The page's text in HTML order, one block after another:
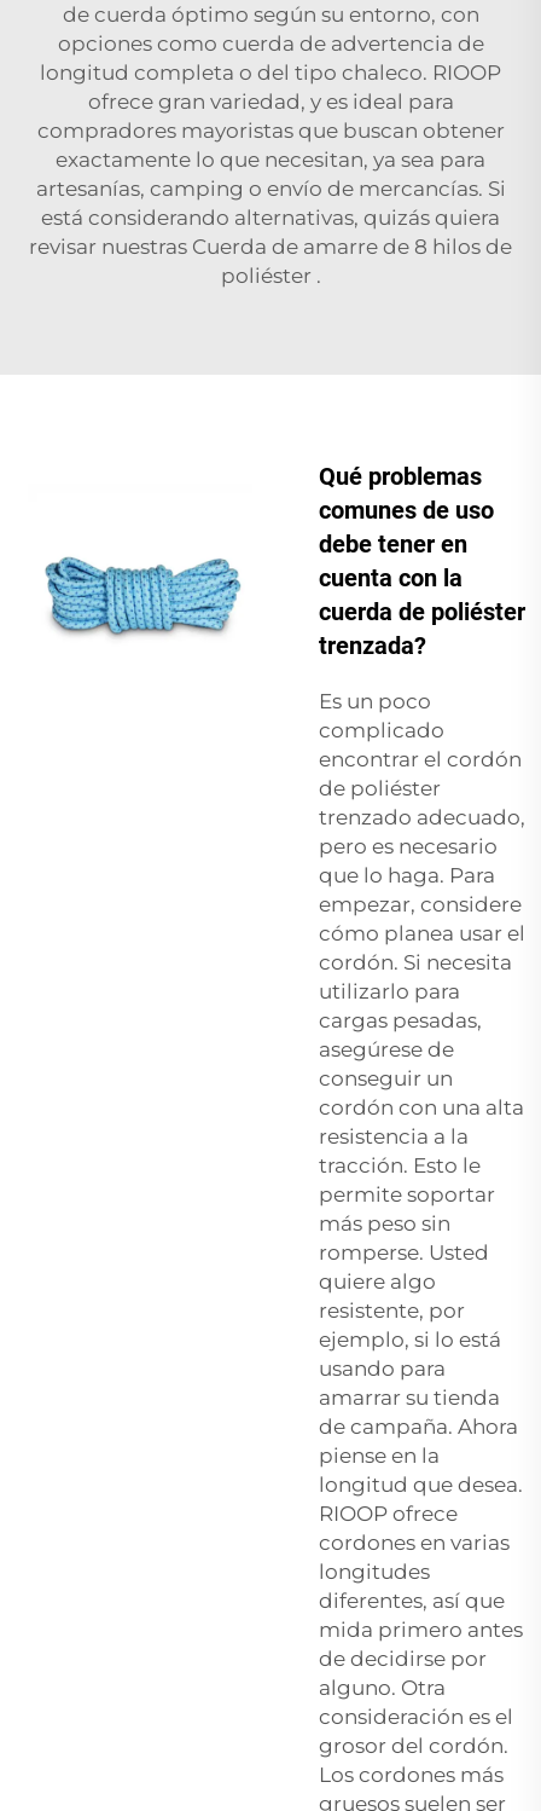
de cuerda óptimo según su entorno, con
opciones como cuerda de advertencia de
longitud completa o del tipo chaleco. RIOOP
ofrece gran variedad, y es ideal para
compradores mayoristas que buscan obtener
exactamente lo que necesitan, ya sea para
artesanías, camping o envío de mercancías. Si
está considerando alternativas, quizás quiera
revisar nuestras Cuerda de amarre de 8 hilos de
poliéster .
Qué problemas
comunes de uso
debe tener en
cuenta con la
cuerda de poliéster
trenzada?
Es un poco
complicado
encontrar el cordón
de poliéster
trenzado adecuado,
pero es necesario
que lo haga. Para
empezar, considere
cómo planea usar el
cordón. Si necesita
utilizarlo para
cargas pesadas,
asegúrese de
conseguir un
cordón con una alta
resistencia a la
tracción. Esto le
permite soportar
más peso sin
romperse. Usted
quiere algo
resistente, por
ejemplo, si lo está
usando para
amarrar su tienda
de campaña. Ahora
piense en la
longitud que desea.
RIOOP ofrece
cordones en varias
longitudes
diferentes, así que
mida primero antes
de decidirse por
alguno. Otra
consideración es el
grosor del cordón.
Los cordones más
gruesos suelen ser